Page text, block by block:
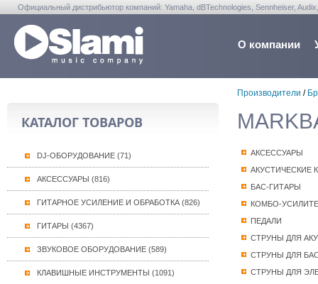
Официальный дистрибьютор компаний: Yamaha, dBTechnologies, Sennheiser,
О компании
КАТАЛОГ ТОВАРОВ
DJ-ОБОРУДОВАНИЕ (71)
АКСЕССУАРЫ (816)
ГИТАРНОЕ УСИЛЕНИЕ И ОБРАБОТКА (826)
ГИТАРЫ (4367)
ЗВУКОВОЕ ОБОРУДОВАНИЕ (589)
КЛАВИШНЫЕ ИНСТРУМЕНТЫ (1091)
Производители /
АКСЕССУАРЫ
АКУСТИЧЕСКИЕ
БАС-ГИТАРЫ
КОМБО-
ПЕДАЛИ
СТРУНЫ ДЛЯ
СТРУНЫ ДЛЯ
СТРУНЫ ДЛЯ